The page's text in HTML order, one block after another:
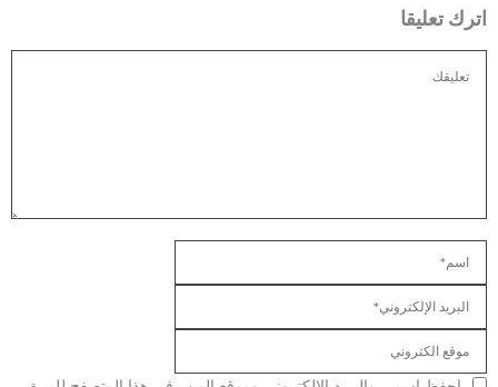
اترك تعليقا